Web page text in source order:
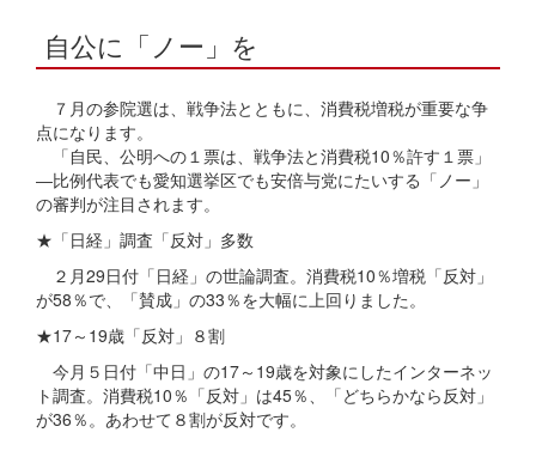
自公に「ノー」を
７月の参院選は、戦争法とともに、消費税増税が重要な争
点になります。
「自民、公明への１票は、戦争法と消費税10％許す１票」
―比例代表でも愛知選挙区でも安倍与党にたいする「ノー」
の審判が注目されます。
★「日経」調査「反対」多数
２月29日付「日経」の世論調査。消費税10％増税「反対」
が58％で、「賛成」の33％を大幅に上回りました。
★17～19歳「反対」８割
今月５日付「中日」の17～19歳を対象にしたインターネッ
ト調査。消費税10％「反対」は45％、「どちらかなら反対」
が36％。あわせて８割が反対です。